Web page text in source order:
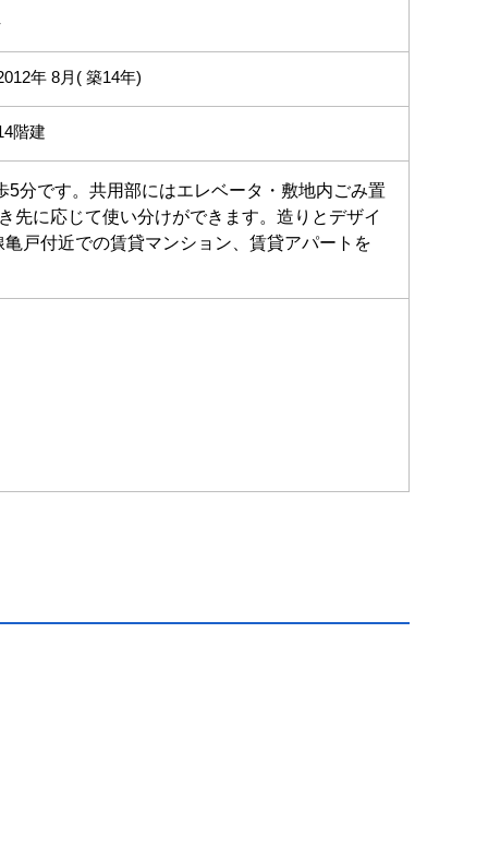
年 8月( 築14年)
階建
分です。共用部にはエレベータ・敷地内ごみ置
先に応じて使い分けができます。造りとデザイ
戸付近での賃貸マンション、賃貸アパートを